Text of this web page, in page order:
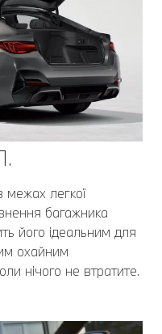
межах легкої
багажника
його ідеальним для
охайним
нічого не втратите.